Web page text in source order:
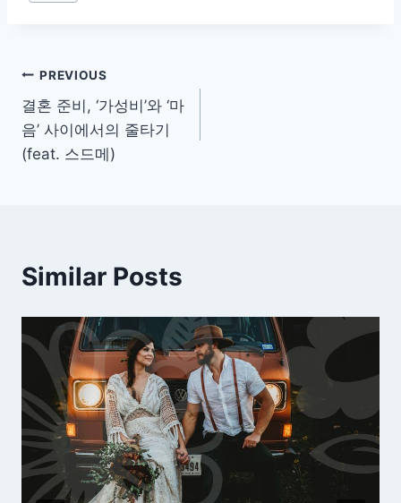
글
탐
색
PREVIOUS
결혼 준비, ‘가성비’와 ‘마
음’ 사이에서의 줄타기
(feat. 스드메)
Similar Posts